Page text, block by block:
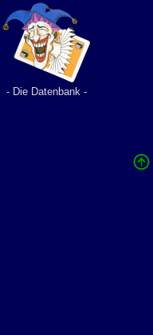
- Die Datenbank -